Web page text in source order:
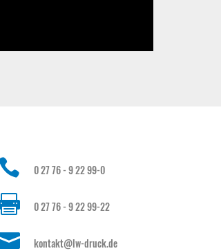
0 27 76 - 9 22 99-0
0 27 76 - 9 22 99-22
kontakt@lw-druck.de